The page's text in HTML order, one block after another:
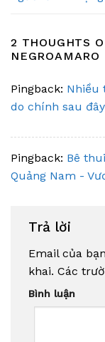
2 THOUGHTS
NEGROAMARO
Pingback: Nhiều
do chính sau
Pingback: Bê
Quảng Nam -
Trả lời
Email của
khai. Các
Bình luận